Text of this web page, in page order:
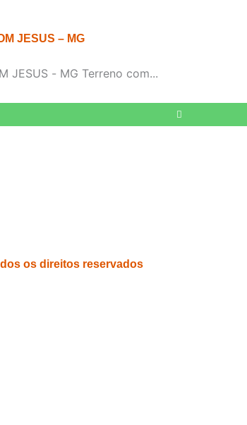
JESUS – MG
JESUS - MG Terreno com...
Enviar
os direitos reservados